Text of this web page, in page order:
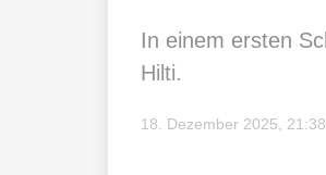
In einem ersten
Hilti.
18. Dezember 2025,